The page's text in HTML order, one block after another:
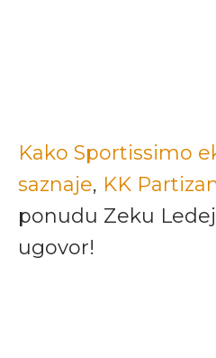
Kako Sportissimo
saznaje, KK
ponudu Zeku
ugovor!